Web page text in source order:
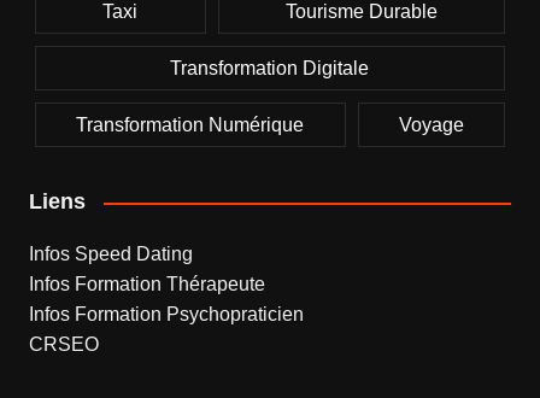
Taxi Tourisme Durable
Transformation Digitale
Transformation Numérique Voyage
Liens
Infos Speed Dating
Infos Formation Thérapeute
Infos Formation Psychopraticien
CRSEO